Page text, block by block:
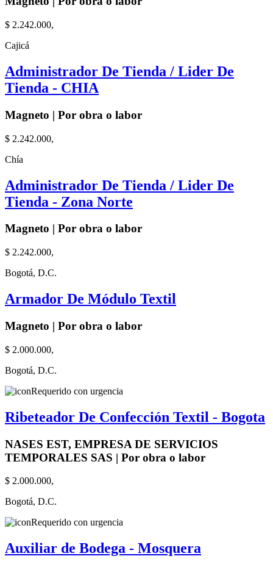
$ 2.242.000,
Cajicá
Administrador De Tienda / Lider De
Tienda - CHIA
Magneto | Por obra o labor
$ 2.242.000,
Chía
Administrador De Tienda / Lider De
Tienda - Zona Norte
Magneto | Por obra o labor
$ 2.242.000,
Bogotá, D.C.
Armador De Módulo Textil
Magneto | Por obra o labor
$ 2.000.000,
Bogotá, D.C.
Requerido con urgencia
Ribeteador De Confección Textil - Bogota
NASES EST, EMPRESA DE SERVICIOS
TEMPORALES SAS | Por obra o labor
$ 2.000.000,
Bogotá, D.C.
Requerido con urgencia
Auxiliar de Bodega - Mosquera